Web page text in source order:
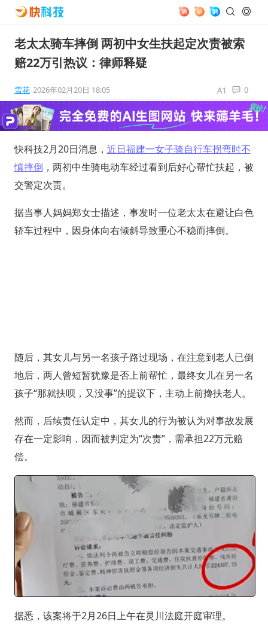
老太太骑车摔倒 两初中女生扶起定次责被索
赔22万引热议：律师释疑
雪花 2026年02月20日 18:05 0
快科技2月20日消息， 近日福建一女子骑自行车拐弯时不
慎摔倒 ，两初中生骑电动车经过看到后好心帮忙扶起，被
交警定次责。
据当事人妈妈郑女士描述，事发时一位老太太在避让白色
轿车过程中，因身体向右倾斜导致重心不稳而摔倒。
随后，其女儿与另一名孩子路过现场，在注意到老人已倒
地后，两人曾短暂犹豫是否上前帮忙，最终女儿在另一名
孩子“那就扶呗，又没事”的提议下，主动上前搀扶老人。
然而，后续责任认定中，其女儿的行为被认为对事故发展
存在一定影响，因而被判定为“次责”，需承担22万元赔
偿。
据悉，该案将于2月26日上午在灵川法庭开庭审理。